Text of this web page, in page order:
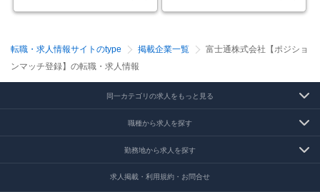
転職・求人情報サイトのtype 掲載企業一覧
富士通株式会社【ポジショ
ンマッチ登録】の転職・求人情報
同一カテゴリの求人をもっと見る
職種から求人を探す
勤務地から求人を探す
求人掲載・利用規約・お問合せ